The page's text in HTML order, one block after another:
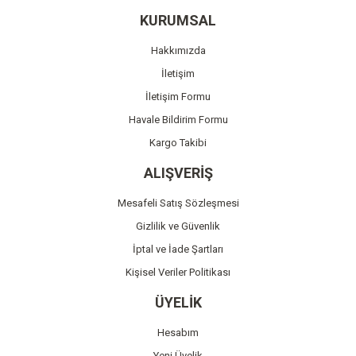
Ürün bilgilerinde hatalar bulunuyor.
Ürün fiyatı diğer sitelerden daha pahalı.
Bu ürüne benzer farklı alternatifler olmalı.
Gönder
KURUMSAL
Hakkımızda
İletişim
İletişim Formu
Havale Bildirim Formu
Kargo Takibi
ALIŞVERİŞ
Mesafeli Satış Sözleşmesi
Gizlilik ve Güvenlik
İptal ve İade Şartları
Kişisel Veriler Politikası
ÜYELİK
Hesabım